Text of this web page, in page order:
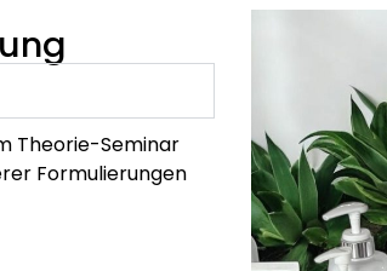
Theorie-Seminar
Formulierungen